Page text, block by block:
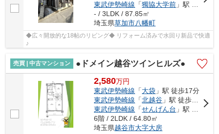
東武伊勢崎線 「獨協大学前 」駅 徒歩34分
- / 3LDK / 87.85㎡
埼玉県草加市八幡町
◆広々開放的な18帖のリビング◆ リフォーム済みで水回り新品で快適
♪
売買 | 中古マンション ●ドメイン越谷ツインヒルズ●
2,580万円
東武伊勢崎線 「大袋 」駅 徒歩17分
東武伊勢崎線 「北越谷 」駅 徒歩18分
東武伊勢崎線 「せんげん台 」駅 徒歩39分
6階 / 2LDK / 64.80㎡
埼玉県越谷市大字大房